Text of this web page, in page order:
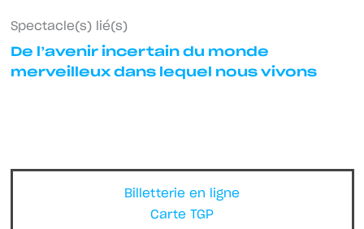
Billetterie en ligne
Carte TGP
Spectacle(s) lié(s)
De l’avenir incertain du monde
merveilleux dans lequel nous vivons